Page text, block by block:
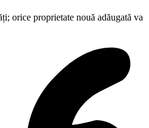
orice proprietate nouă adăugată va